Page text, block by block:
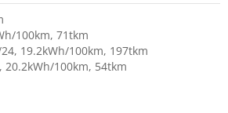
100km, 71tkm
19.2kWh/100km, 197tkm
20.2kWh/100km, 54tkm